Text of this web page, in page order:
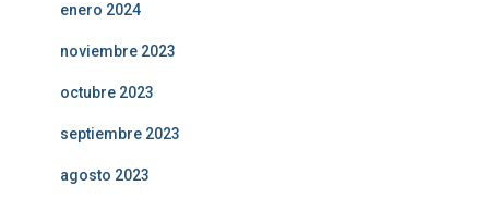
enero 2024
noviembre 2023
octubre 2023
septiembre 2023
agosto 2023